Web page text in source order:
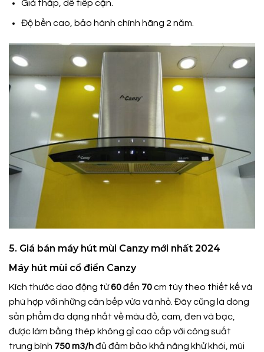
Giá thấp, dễ tiếp cận.
Độ bền cao, bảo hành chính hãng 2 năm.
5. Giá bán máy hút mùi Canzy mới nhất 2024
Máy hút mùi cổ điển Canzy
Kích thước dao động từ60đến 70cm tùy theo thiết kế và
phù hợp với những căn bếp vừa và nhỏ. Đây cũng là dòng
sản phẩm đa dạng nhất về màu đỏ, cam, đen và bạc,
được làm bằng thép không gỉ cao cấp với công suất
trung bình 750m3/hđủ đảm bảo khả năng khử khói, mùi